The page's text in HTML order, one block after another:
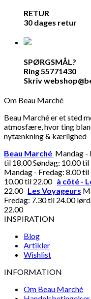
RETUR
30 dages retur
SPØRGSMÅL?
Ring 55771430
Skriv
Om Beau Marché
Beau Marché er et sted
atmosfære, hvor ting
nytænkning & kærlighed
Beau Marché Mandag -
til 18.00 Søndag: 10.00
Mandag - Fredag: 8.00
10.00 til 22.00 à côté -
22.00 Les Voyageurs
Fredag: 7.30 til 24.00
22.00
INSPIRATION
Blog
Artikler
Wishlist
INFORMATION
Om Beau Marché